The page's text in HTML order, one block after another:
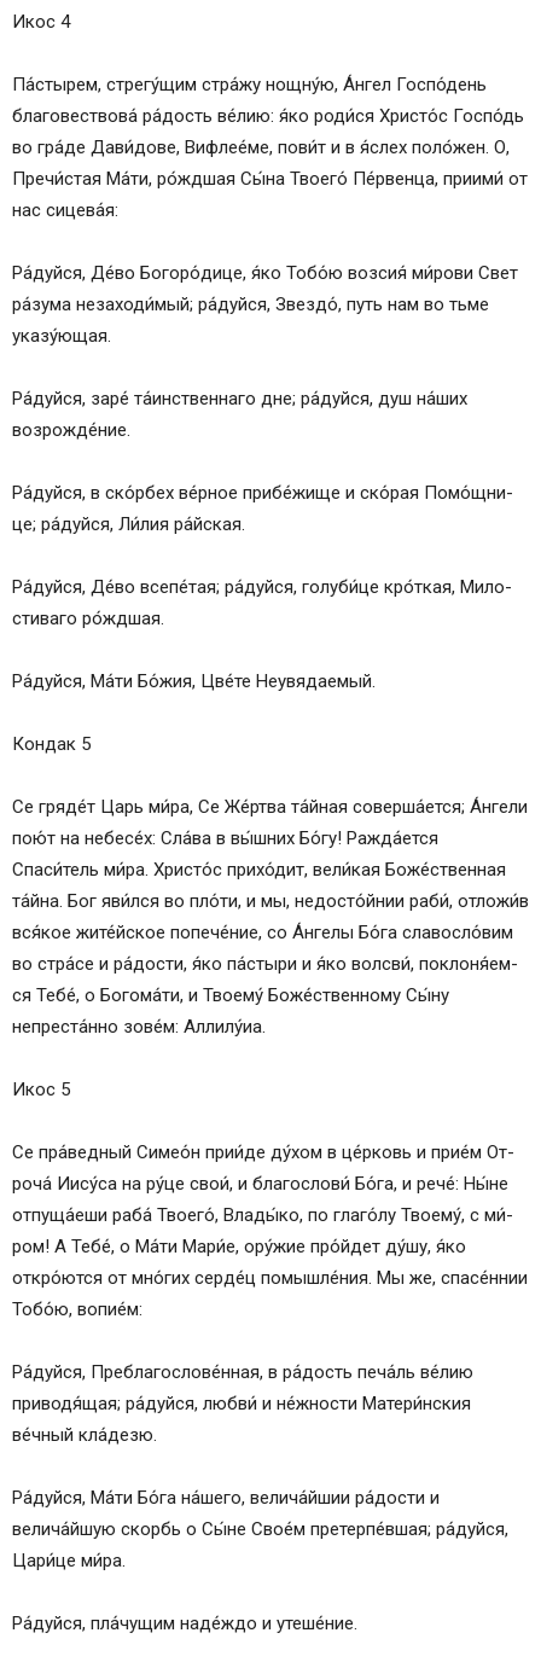
Икос 4
Па́с­ты­рем, стрегу́щим стра́жу нощну́ю, А́н­гел Госпо́день
благовествова́ ра́­дость ве́­лию: я́ко роди́ся Хрис­то́с Гос­по́дь
во гра́­де Дави́дове, Вифлее́ме, пови́т и в я́слех поло́жен. О,
Пре­чи́с­тая Ма́­ти, ро́жд­шая Сы́­на Тво­его́ Пе́рвенца, при­ими́ от
нас си­це­ва́я:
Ра́­дуй­ся, Де́­во Бо­го­ро́­ди­це, я́ко То­бо́ю воз­сия́ ми́рови Свет
ра́­зу­ма незаходи́мый; ра́­дуй­ся, Звез­до́, путь нам во тьме
указу́ющая.
Ра́­дуй­ся, заре́ та́инственнаго дне; ра́­дуй­ся, душ на́­ших
возрожде́ние.
Ра́­дуй­ся, в ско́р­бех ве́рное при­бе́­жи­ще и ско́­рая По­мо́щ­ни­
це; ра́­дуй­ся, Ли́лия ра́йс­кая.
Ра́­дуй­ся, Де́­во все­пе́­тая; ра́­дуй­ся, голуби́це кро́ткая, Ми­ло­
сти­ва­го ро́жд­шая.
Ра́­дуй­ся, Ма́­ти Бо́­жия, Цве́­те Не­увя­да­емый.
Кондак 5
Се гряде́т Царь ми́­ра, Се Же́ртва та́йная соверша́ется; А́нгели
пою́т на небесе́х: Сла́­ва в вы́ш­них Бо́­гу! Ражда́ется
Спаси́тель ми́­ра. Хрис­то́с прихо́дит, ве­ли́­кая Бо­же́ст­вен­ная
та́йна. Бог яви́л­ся во пло́­ти, и мы, недосто́йнии раби́, отложи́в
вся́­кое жите́йское попече́ние, со А́н­ге­лы Бо́­га славосло́вим
во стра́се и ра́­дос­ти, я́ко па́стыри и я́ко волсви́, по­кло­ня́­ем­
ся Те­бе́, о Бо­го­ма́­ти, и Тво­ему́ Боже́ственному Сы́­ну
непреста́нно зо­ве́м: Алли­лу́иа.
Икос 5
Се пра́ведный Симео́н при­и́де ду́­хом в це́р­ковь и при­е́м От­
ро­ча́ Иису́­са на ру́­це свои́, и благослови́ Бо́­га, и ре­че́: Ны́­не
отпуща́еши раба́ Тво­его́, Вла­ды́­ко, по глаго́лу Тво­ему́, с ми́­
ром! А Те­бе́, о Ма́­ти Ма­ри́е, ору́­жие про́йдет ду́­шу, я́ко
откро́ются от мно́гих сер­де́ц помышле́ния. Мы же, спасе́ннии
То­бо́ю, во­пи­е́м:
Ра́­дуй­ся, Преблагослове́нная, в ра́­дость печа́ль ве́­лию
приводя́щая; ра́­дуй­ся, любви́ и не́жности Матери́нския
ве́чный кла́дезю.
Ра́­дуй­ся, Ма́­ти Бо́­га на́­ше­го, велича́йшии ра́­дос­ти и
велича́йшую скорбь о Сы́­не Сво­е́м претерпе́вшая; ра́­дуй­ся,
Ца­ри́­це ми́­ра.
Ра́­дуй­ся, пла́­чу­щим на­де́ж­до и уте­ше́­ние.